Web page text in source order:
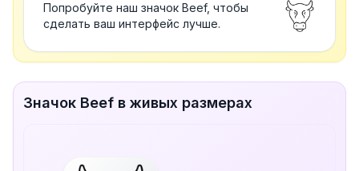
Попробуйте наш значок Beef, чтобы
сделать ваш интерфейс лучше.
Значок Beef в живых размерах